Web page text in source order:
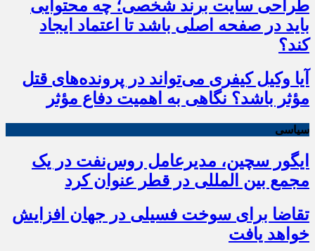
طراحی سایت برند شخصی؛ چه محتوایی
باید در صفحه اصلی باشد تا اعتماد ایجاد
کند؟
آیا وکیل کیفری می‌تواند در پرونده‌های قتل
مؤثر باشد؟ نگاهی به اهمیت دفاع مؤثر
سیاسی
ایگور سچین، مدیرعامل روس‌نفت در یک
مجمع بین المللی در قطر عنوان کرد
تقاضا برای سوخت فسیلی در جهان افزایش
خواهد یافت